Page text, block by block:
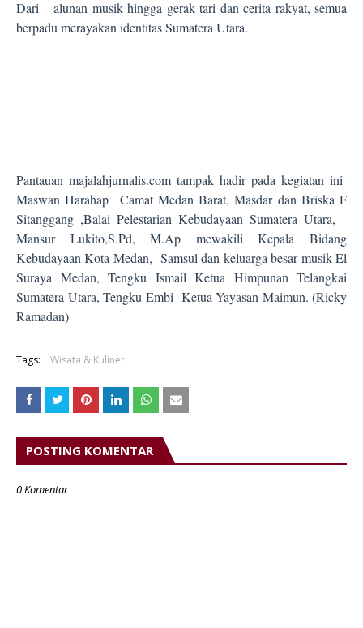
Dari alunan musik hingga gerak tari dan cerita rakyat, semua
berpadu merayakan identitas Sumatera Utara.
Pantauan majalahjurnalis.com tampak hadir pada kegiatan ini
Maswan Harahap Camat Medan Barat, Masdar dan Briska F
Sitanggang ,Balai Pelestarian Kebudayaan Sumatera Utara,
Mansur Lukito,S.Pd, M.Ap mewakili Kepala Bidang
Kebudayaan Kota Medan, Samsul dan keluarga besar musik El
Suraya Medan, Tengku Ismail Ketua Himpunan Telangkai
Sumatera Utara, Tengku Embi Ketua Yayasan Maimun. (Ricky
Ramadan)
Tags: Wisata & Kuliner
POSTING KOMENTAR
0 Komentar